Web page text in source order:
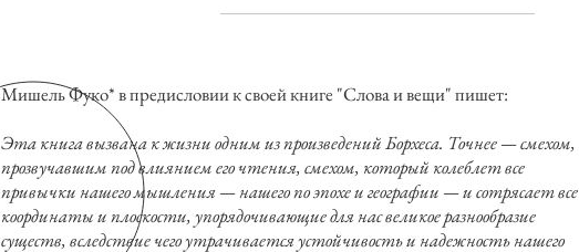
Мишель Фуко* в предисловии к своей книге "Слова и вещи" пишет:
Эта книга вызвана к жизни одним из произведений Борхеса. Точнее — смехом,
прозвучавшим под влиянием его чтения, смехом, который колеблет все
привычки нашего мышления — нашего по эпохе и географии — и сотрясает все
координаты и плоскости, упорядочивающие для нас великое разнообразие
существ, вследствие чего утрачивается устойчивость и надежность нашего